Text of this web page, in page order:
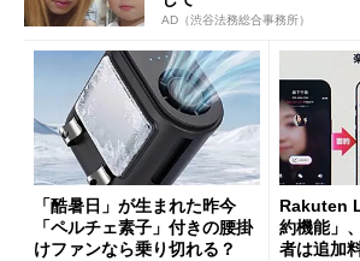
AD（渋谷法務総合事務所）
「酷暑日」が生まれた昨今
「ペルチェ素子」付きの腰掛
けファンなら乗り切れる？
Rakuten
約機能」
者は追加